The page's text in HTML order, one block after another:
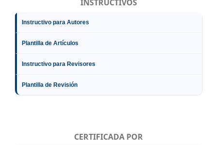
INSTRUCTIVOS
Instructivo para Autores
Plantilla de Artículos
Instructivo para Revisores
Plantilla de Revisión
CERTIFICADA POR